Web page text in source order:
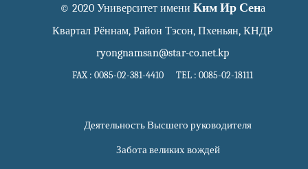
© 2020 Университет имени Ким Ир Сена
Квартал Рённам, Район Тэсон, Пхеньян, КНДР
ryongnamsan@star-co.net.kp
FAX : 0085-02-381-4410 TEL : 0085-02-18111
Деятельность Высшего руководителя
Забота великих вождей